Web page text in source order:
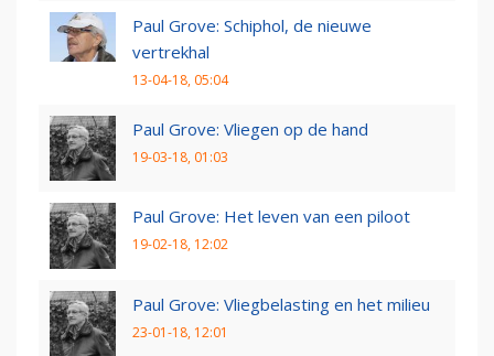
Paul Grove: Schiphol, de nieuwe
vertrekhal
13-04-18, 05:04
Paul Grove: Vliegen op de hand
19-03-18, 01:03
Paul Grove: Het leven van een piloot
19-02-18, 12:02
Paul Grove: Vliegbelasting en het milieu
23-01-18, 12:01